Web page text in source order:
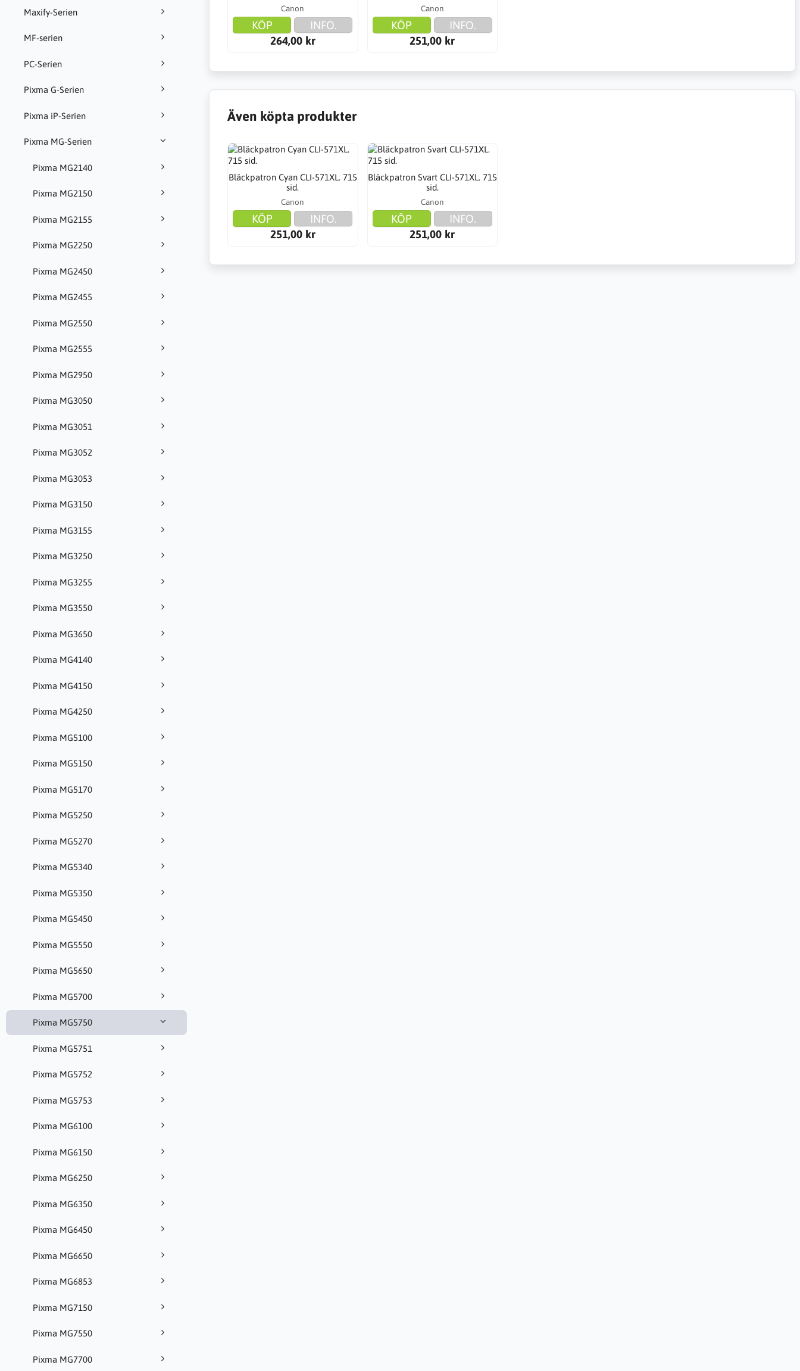
Maxify-Serien
MF-serien
PC-Serien
Pixma G-Serien
Pixma iP-Serien
Pixma MG-Serien
Pixma MG2140
Pixma MG2150
Pixma MG2155
Pixma MG2250
Pixma MG2450
Pixma MG2455
Pixma MG2550
Pixma MG2555
Pixma MG2950
Pixma MG3050
Pixma MG3051
Pixma MG3052
Pixma MG3053
Pixma MG3150
Pixma MG3155
Pixma MG3250
Pixma MG3255
Pixma MG3550
Pixma MG3650
Pixma MG4140
Pixma MG4150
Pixma MG4250
Pixma MG5100
Pixma MG5150
Pixma MG5170
Pixma MG5250
Pixma MG5270
Pixma MG5340
Pixma MG5350
Pixma MG5450
Pixma MG5550
Pixma MG5650
Pixma MG5700
Pixma MG5750
Pixma MG5751
Pixma MG5752
Pixma MG5753
Pixma MG6100
Pixma MG6150
Pixma MG6250
Pixma MG6350
Pixma MG6450
Pixma MG6650
Pixma MG6853
Pixma MG7150
Pixma MG7550
Pixma MG7700
Canon
KÖP
INFO.
264,00 kr
Canon
KÖP
INFO.
251,00 kr
Även köpta produkter
Bläckpatron Cyan CLI-571XL. 715
sid.
Canon
KÖP
INFO.
251,00 kr
Bläckpatron Svart CLI-571XL. 715
sid.
Canon
KÖP
INFO.
251,00 kr